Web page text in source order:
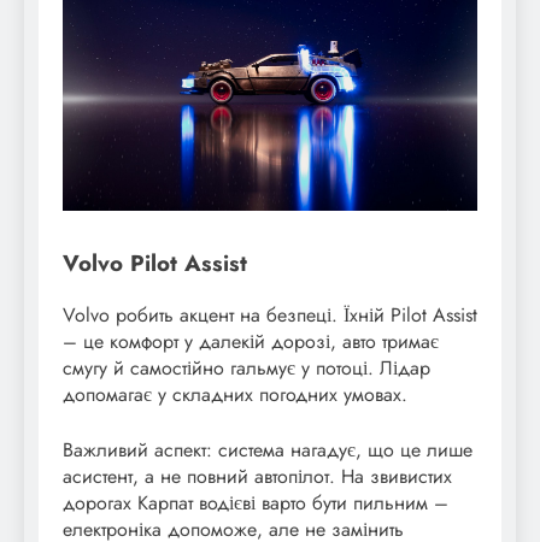
Volvo Pilot Assist
Volvo робить акцент на безпеці. Їхній Pilot Assist
– це комфорт у далекій дорозі, авто тримає
смугу й самостійно гальмує у потоці. Лідар
допомагає у складних погодних умовах.
Важливий аспект: система нагадує, що це лише
асистент, а не повний автопілот. На звивистих
дорогах Карпат водієві варто бути пильним –
електроніка допоможе, але не замінить